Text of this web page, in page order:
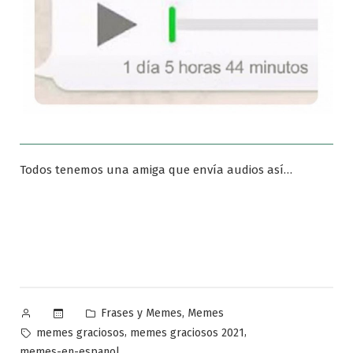
Todos tenemos una amiga que envía audios así…
Publicado
por
Publicado
en
Frases y Memes, Memes
Etiquetas:
memes graciosos, memes graciosos 2021,